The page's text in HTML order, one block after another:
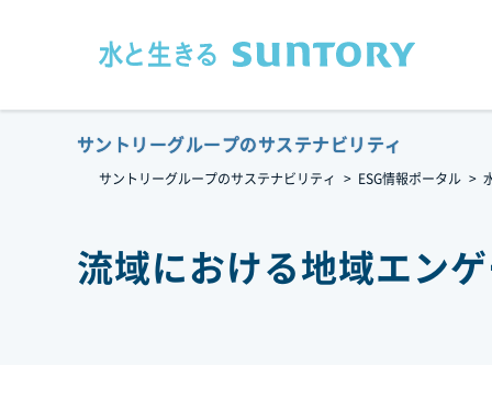
サントリーグループのサステナビリティ
サントリーグループのサステナビリティ ESG情報ポータル
流域における地域エン